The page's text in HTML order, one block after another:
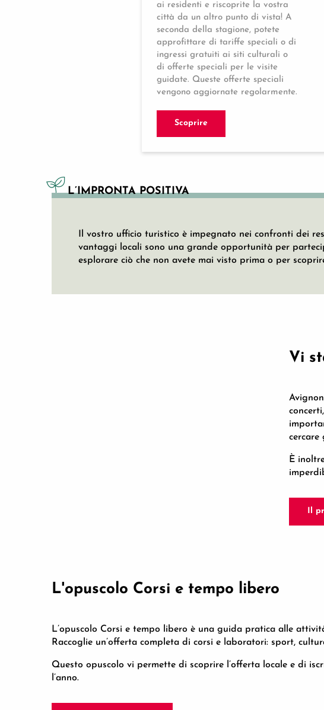
ai residenti e riscoprite la vostra
città da un altro punto di vista! A
seconda della stagione, potete
approfittare di tariffe speciali o di
ingressi gratuiti ai siti culturali o
di offerte speciali per le visite
guidate. Queste offerte speciali
vengono aggiornate regolarmente.
Scoprire
L’IMPRONTA POSITIVA
Il vostro ufficio turistico è impegnato nei confronti dei
vantaggi locali sono una grande opportunità per
esplorare ciò che non avete mai visto prima o per
Vi
cercare
È
Il
L'opuscolo Corsi e tempo libero
L’opuscolo Corsi e tempo libero è una guida pratica alle
Raccoglie un’offerta completa di corsi e laboratori: sport,
Questo opuscolo vi permette di scoprire l’offerta locale e di
l’anno.